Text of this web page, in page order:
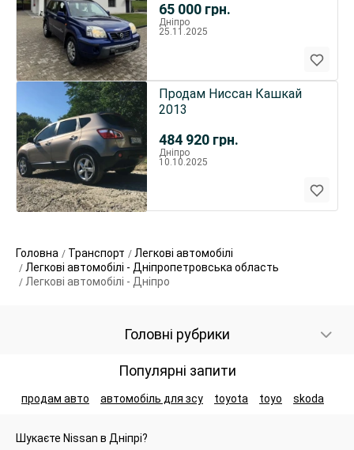
65 000 грн.
Дніпро
25.11.2025
484 920 грн.
Продам Ниссан Кашкай
2013
Дніпро
10.10.2025
Головна Транспорт
Легкові автомобілі
Легкові автомобілі - Дніпропетровська область
Легкові автомобілі - Дніпро
Головні рубрики
Популярні запити
продам авто автомобіль для зсу toyota toyo skoda
Шукаєте Nissan в Дніпрі?